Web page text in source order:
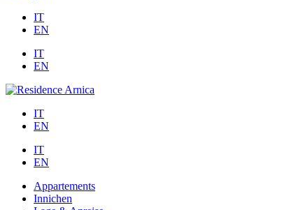
IT
EN
IT
EN
IT
EN
IT
EN
Appartements
Innichen